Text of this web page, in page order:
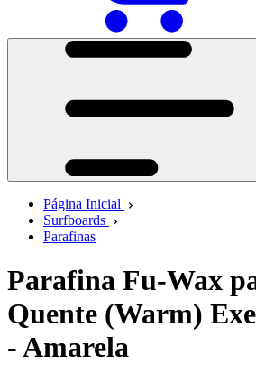
Página Inicial
Surfboards
Parafinas
Parafina Fu-Wax
Quente (Warm)
- Amarela